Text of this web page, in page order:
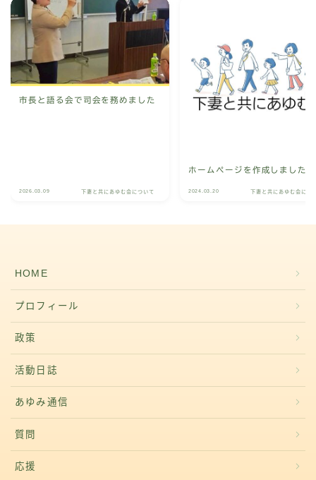
市長と語る会で司会を務めました
2026.03.09 下妻と共にあゆむ会について
ホームページを作成しました
2024.03.20 下妻と共にあゆむ会につ
HOME
プロフィール
政策
活動日誌
あゆみ通信
質問
応援